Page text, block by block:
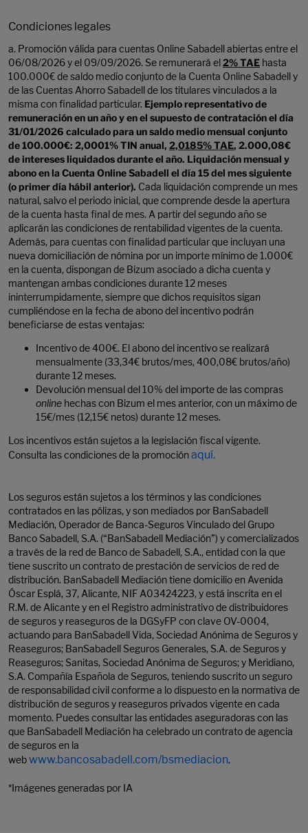
Condiciones legales
a. Promoción válida para cuentas Online Sabadell abiertas entre el
06/08/2026 y el 09/09/2026. Se remunerará el2% TAE hasta
100.000€ de saldo medio conjunto de la Cuenta Online Sabadell y
de las Cuentas Ahorro Sabadell de los titulares vinculados a la
misma con finalidad particular. Ejemplo representativo de
remuneración en un año y en el supuesto de contratación el día
31/01/2026 calculado para un saldo medio mensual conjunto
de 100.000€: 2,0001% TIN anual, 2,0185% TAE, 2.000,08€
de intereses liquidados durante el año. Liquidación mensual y
abono en la Cuenta Online Sabadell el día 15 del mes siguiente
(o primer día hábil anterior). Cada liquidación comprende un mes
natural, salvo el periodo inicial, que comprende desde la apertura
de la cuenta hasta final de mes. A partir del segundo año se
aplicarán las condiciones de rentabilidad vigentes de la cuenta.
Además, para cuentas con finalidad particular que incluyan una
nueva domiciliación de nómina por un importe mínimo de 1.000€
en la cuenta, dispongan de Bizum asociado a dicha cuenta y
mantengan ambas condiciones durante 12 meses
ininterrumpidamente, siempre que dichos requisitos sigan
cumpliéndose en la fecha de abono del incentivo podrán
beneficiarse de estas ventajas:
Incentivo de 400€. El abono del incentivo se realizará
mensualmente (33,34€ brutos/mes, 400,08€ brutos/año)
durante 12 meses.
Devolución mensual del 10% del importe de las compras
online hechas con Bizum el mes anterior, con un máximo de
15€/mes (12,15€ netos) durante 12 meses.
Los incentivos están sujetos a la legislación fiscal vigente.
Consulta las condiciones de la promoción aquí.
Los seguros están sujetos a los términos y las condiciones
contratados en las pólizas, y son mediados por BanSabadell
Mediación, Operador de Banca-Seguros Vinculado del Grupo
Banco Sabadell, S.A. (“BanSabadell Mediación”) y comercializados
a través de la red de Banco de Sabadell, S.A., entidad con la que
tiene suscrito un contrato de prestación de servicios de red de
distribución. BanSabadell Mediación tiene domicilio en Avenida
Óscar Esplá, 37, Alicante, NIF A03424223, y está inscrita en el
R.M. de Alicante y en el Registro administrativo de distribuidores
de seguros y reaseguros de la DGSyFP con clave OV-0004,
actuando para BanSabadell Vida, Sociedad Anónima de Seguros y
Reaseguros; BanSabadell Seguros Generales, S.A. de Seguros y
Reaseguros; Sanitas, Sociedad Anónima de Seguros; y Meridiano,
S.A. Compañía Española de Seguros, teniendo suscrito un seguro
de responsabilidad civil conforme a lo dispuesto en la normativa de
distribución de seguros y reaseguros privados vigente en cada
momento. Puedes consultar las entidades aseguradoras con las
que BanSabadell Mediación ha celebrado un contrato de agencia
de seguros en la
webwww.bancosabadell.com/bsmediacion.
*Imágenes generadas por IA